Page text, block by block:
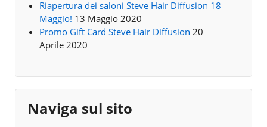
Riapertura dei saloni Steve Hair Diffusion 18
Maggio! 13 Maggio 2020
Promo Gift Card Steve Hair Diffusion 20
Aprile 2020
Naviga sul sito